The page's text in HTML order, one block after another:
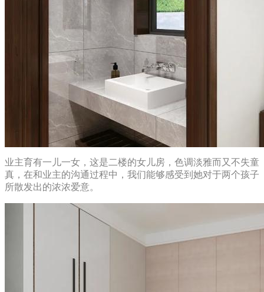
业主育有一儿一女，这是二楼的女儿房，色调淡雅而又不失童
真，在和业主的沟通过程中，我们能够感受到她对于两个孩子
所散发出的浓浓爱意。